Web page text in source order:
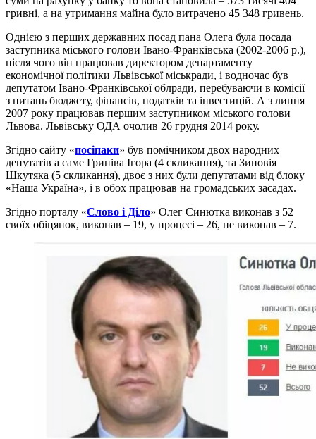
гривні, а на утримання майна було витрачено 45 348 гривень.
Однією з перших державних посад пана Олега була посада
заступника міського голови Івано-Франківська (2002-2006 р.),
після чого він працював директором департаменту
економічної політики Львівської міськради, і водночас був
депутатом Івано-Франківської облради, перебуваючи в комісії
з питань бюджету, фінансів, податків та інвестицій. А з липня
2007 року працював першим заступником міського голови
Львова. Львівську ОДА очолив 26 грудня 2014 року.
Згідно сайту «посіпаки» був помічником двох народних
депутатів а саме Гриніва Ігора (4 скликання), та Зиновія
Шкутяка (5 скликання), двоє з них були депутатами від блоку
«Наша Україна», і в обох працював на громадських засадах.
Згідно порталу «Слово і Діло» Олег Синютка виконав з 52
своїх обіцянок, виконав – 19, у процесі – 26, не виконав – 7.